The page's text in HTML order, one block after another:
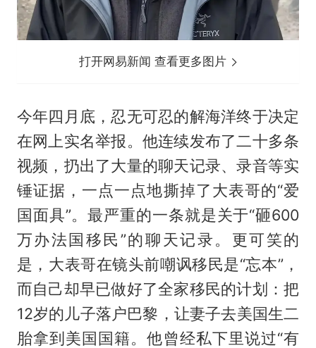
打开网易新闻 查看更多图片
今年四月底，忍无可忍的解海洋终于决定
在网上实名举报。他连续发布了二十多条
视频，扔出了大量的聊天记录、录音等实
锤证据，一点一点地撕掉了大表哥的“爱
国面具”。最严重的一条就是关于“砸600
万办法国移民”的聊天记录。更可笑的
是，大表哥在镜头前嘲讽移民是“忘本”，
而自己却早已做好了全家移民的计划：把
12岁的儿子落户巴黎，让妻子去美国生二
胎拿到美国国籍。他曾经私下里说过“有